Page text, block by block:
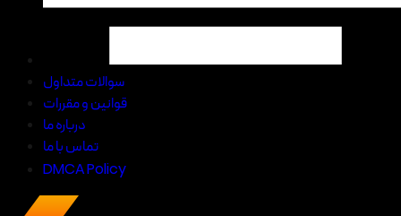
سوالات متداول
قوانین و مقررات
درباره ما
تماس با ما
DMCA Policy